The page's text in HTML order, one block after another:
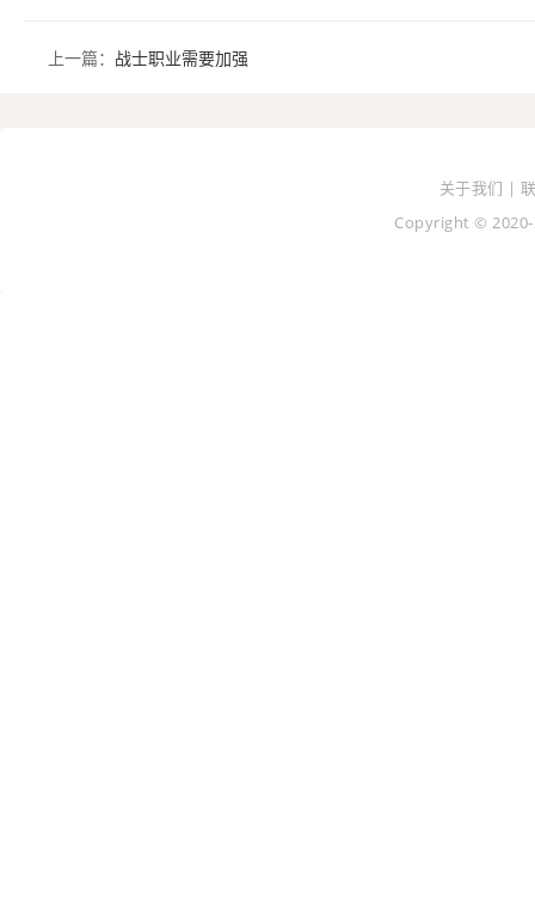
上一篇： 战士职业需要加强
关于我们 |
Copyright © 2020-